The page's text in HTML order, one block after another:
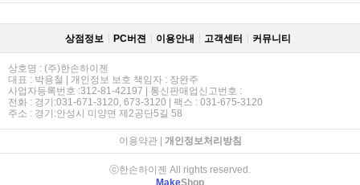
상점정보 PC버젼 이용안내 고객센터 커뮤니티
상호명 : (주)한손하이젠
대표 : 박용철 | 개인정보 보호 책임자 : 장완주
사업자등록번호 :312-81-42197 | 통신판매업신고번호 :
전화 : 경기:031-671-3120, 673-3120 | 팩스 : 031-675-3120
주소 : 경기:안성시 미양면 제2공단5길 58
이용약관| 개인정보처리방침
ⓒ한손하이젠 All rights reserved.
MakeShop